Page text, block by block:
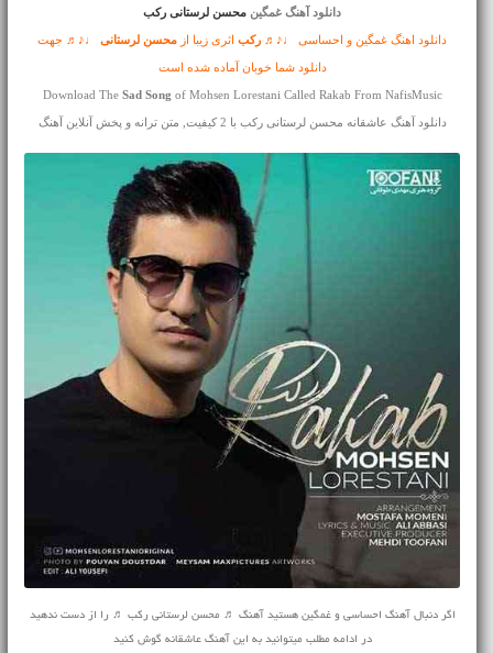
دانلود آهنگ غمگین محسن لرستانی رکب
دانلود اهنگ غمگین و احساسی ♩♪♬ رکباثری زیبا از محسن لرستانی♩♪♬ جهت
دانلود شما خوبان آماده شده است
Download The Sad Song of Mohsen Lorestani Called Rakab From NafisMusic
دانلود آهنگ عاشقانه محسن لرستانی رکب با 2 کیفیت, متن ترانه و پخش آنلاین آهنگ
اگر دنبال آهنگ احساسی و غمگین هستید آهنگ ♬ محسن لرستانی رکب ♬ را از دست ندهید
در ادامه مطلب میتوانید به این آهنگ عاشقانه گوش کنید